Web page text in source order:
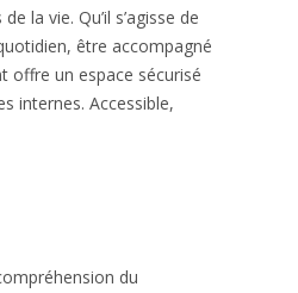
la vie. Qu’il s’agisse de
être accompagné
offre un espace sécurisé
internes. Accessible,
du